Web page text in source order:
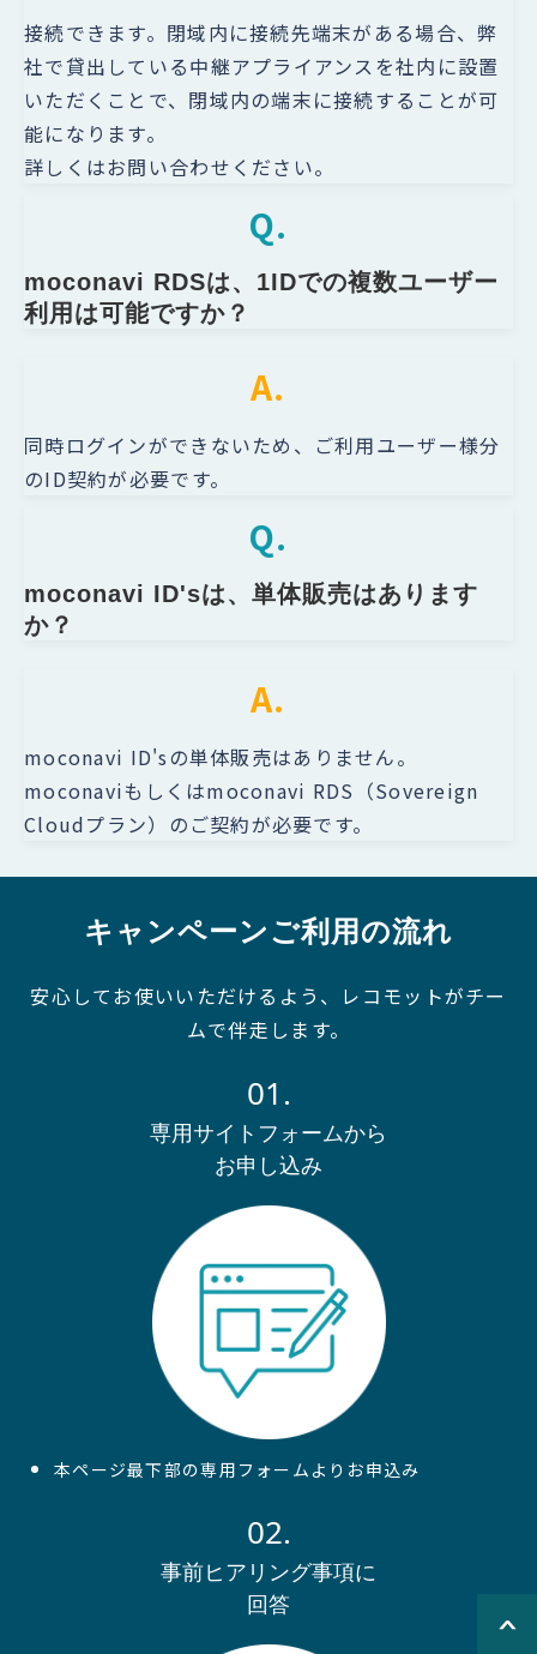
接続できます。閉域内に接続先端末がある場合、弊
社で貸出している中継アプライアンスを社内に設置
いただくことで、閉域内の端末に接続することが可
能になります。
詳しくはお問い合わせください。
Q.
moconavi RDSは、1IDでの複数ユーザー
利用は可能ですか？
A.
同時ログインができないため、ご利用ユーザー様分
のID契約が必要です。
Q.
moconavi ID'sは、単体販売はあります
か？
A.
moconavi ID'sの単体販売はありません。
moconaviもしくはmoconavi RDS（Sovereign
Cloudプラン）のご契約が必要です。
キャンペーンご利用の流れ
安心してお使いいただけるよう、レコモットがチー
ムで伴走します。
01.
専用サイトフォームから
お申し込み
本ページ最下部の専用フォームよりお申込み
02.
事前ヒアリング事項に
回答